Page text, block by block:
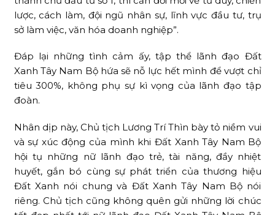
lược, cách làm, đội ngũ nhân sự, lĩnh vực đầu tư, trụ
sở làm việc, văn hóa doanh nghiệp”.
Đáp lại những tình cảm ấy, tập thể lãnh đạo Đất
Xanh Tây Nam Bộ hứa sẽ nỗ lực hết mình để vượt chỉ
tiêu 300%, không phụ sự kì vọng của lãnh đạo tập
đoàn.
Nhân dịp này, Chủ tịch Lương Trí Thìn bày tỏ niềm vui
và sự xúc động của mình khi Đất Xanh Tây Nam Bộ
hội tụ những nữ lãnh đạo trẻ, tài năng, đầy nhiệt
huyết, gắn bó cùng sự phát triển của thương hiệu
Đất Xanh nói chung và Đất Xanh Tây Nam Bộ nói
riêng. Chủ tịch cũng không quên gửi những lời chúc